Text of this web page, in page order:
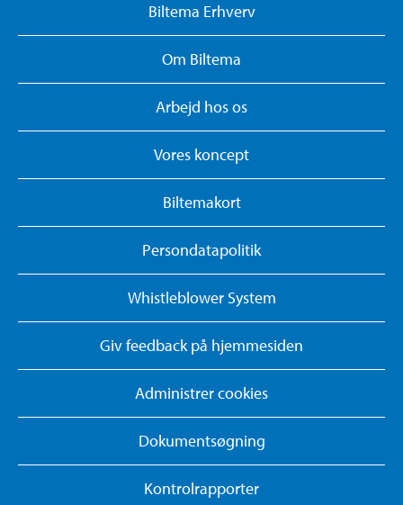
Biltema Erhverv
Om Biltema
Arbejd hos os
Vores koncept
Biltemakort
Persondatapolitik
Whistleblower System
Giv feedback på hjemmesiden
Administrer cookies
Dokumentsøgning
Kontrolrapporter